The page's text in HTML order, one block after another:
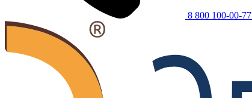
8 800 100-00-77